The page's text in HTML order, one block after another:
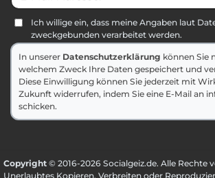
Ich willige ein, dass meine Angaben laut
zweckgebunden verarbeitet werden.
In unserer Datenschutzerklärung können Sie
welchem Zweck Ihre Daten gespeichert und
Diese Einwilligung können Sie jederzeit mit
Zukunft widerrufen, indem Sie eine E-Mail an
schicken.
Copyright © 2016-2026 Socialgeiz.de. Alle Rechte
Unerlaubtes Kopieren, Verbreiten oder